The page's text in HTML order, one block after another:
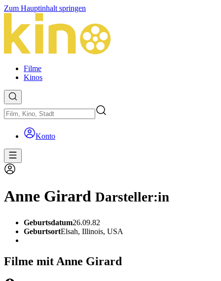
Zum Hauptinhalt springen
Filme
Kinos
Konto
Anne Girard Darsteller:in
Geburtsdatum26.09.82
GeburtsortElsah, Illinois, USA
Filme mit Anne Girard